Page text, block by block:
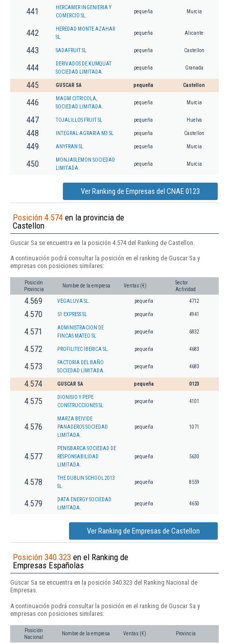
441
HERCAMER INGENIERIA Y
COMERCIO SL.
pequeña Murcia
442
HEREDAD MONTE AZAHAR
SL.
pequeña Alicante
443 SADAFRUIT SL pequeña Castellon
444
DERIVADOS DE KUMQUAT
SOCIEDAD LIMITADA.
pequeña Granada
445 GUSCAR SA pequeña Castellon
446
MAGM CITRICOLA,
SOCIEDAD LIMITADA.
pequeña Murcia
447 TOJALILLOS FRUIT SL pequeña Huelva
448 INTEGRAL AGRARIA M3 SL pequeña Castellon
449 ANYFRAN SL pequeña Murcia
450
MONJASLEMON SOCIEDAD
LIMITADA.
pequeña Murcia
Ver Ranking de Empresas del CNAE 0123
Posición 4.574 en la provincia de
Castellon
Guscar Sa se encuentra en la posición 4.574 del Ranking de Castellon.
A continuación podrá consultar la posición en el ranking de Guscar Sa y
empresas con posiciones similares:
Posición
Provincia
Nombre de la empresa Ventas (€)
Sector
Actividad
4.569 VEGALUVA SL. pequeña 4712
4.570 51 EXPRESS SL pequeña 4941
4.571
ADMINISTRACION DE
FINCAS MATEO SL
pequeña 6832
4.572 PROFILITEC IBERICA SL. pequeña 4683
4.573
FACTORIA DEL BAÑO
SOCIEDAD LIMITADA.
pequeña 4683
4.574 GUSCAR SA pequeña 0123
4.575
DIONISIO Y PEPE
CONSTRUCCIONES SL
pequeña 4101
4.576
MARZA BEIVIDE
PANADEROS SOCIEDAD
LIMITADA.
pequeña 1071
4.577
PENISBARCA SOCIEDAD DE
RESPONSABILIDAD
LIMITADA.
pequeña 5630
4.578
THE DUBLIN SCHOOL 2013
SL.
pequeña 8559
4.579
DATA ENERGY SOCIEDAD
LIMITADA.
pequeña 4650
Ver Ranking de Empresas de Castellon
Posición 340.323 en el Ranking de
Empresas Españolas
Guscar Sa se encuentra en la posición 340.323 del Ranking Nacional de
Empresas.
A continuación podrá consultar la posición en el ranking de Guscar Sa y
empresas con posiciones similares:
Posición
Nacional
Nombre de la empresa Ventas (€) Provincia